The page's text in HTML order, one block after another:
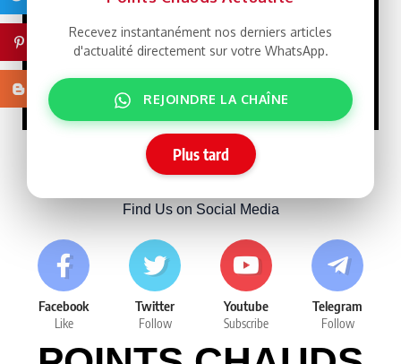
Blogger
LIBRE
Macky Sall défie
Dakar : un retour qui rebat
les cartes face à Sonko
15/07/2026
Follow Us
Find Us on Social Media
Facebook
Like
Twitter
Follow
Youtube
Subscribe
Telegram
Follow
Recevez instantanément nos derniers articles
d'actualité directement sur votre WhatsApp.
REJOINDRE LA CHAÎNE
Plus tard